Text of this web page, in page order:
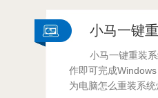
小马一键
小马一键重装
作即可完成
为电脑怎么重装系统